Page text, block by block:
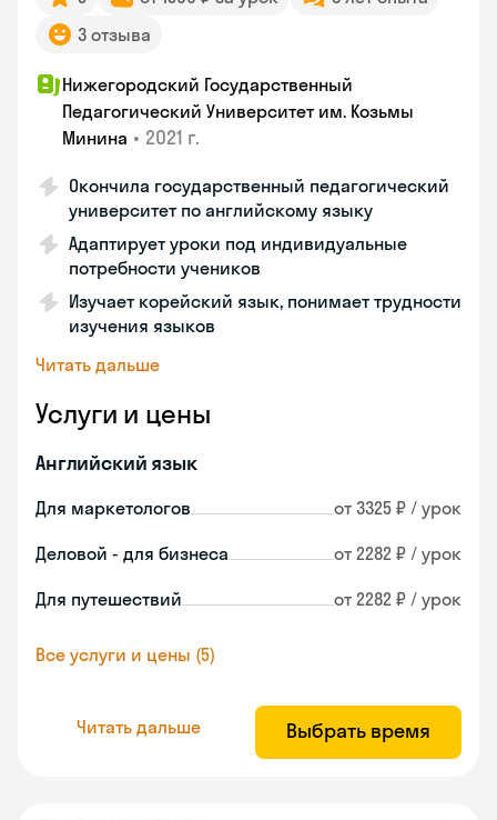
3 отзыва
Нижегородский Государственный
Педагогический Университет им. Козьмы
Минина • 2021 г.
Окончила государственный педагогический
университет по английскому языку
Адаптирует уроки под индивидуальные
потребности учеников
Изучает корейский язык, понимает трудности
изучения языков
Читать дальше
Услуги и цены
Английский язык
Для маркетологов от 3325 ₽ / урок
Деловой - для бизнеса от 2282 ₽ / урок
Для путешествий от 2282 ₽ / урок
Все услуги и цены (5)
Читать дальше Выбрать время